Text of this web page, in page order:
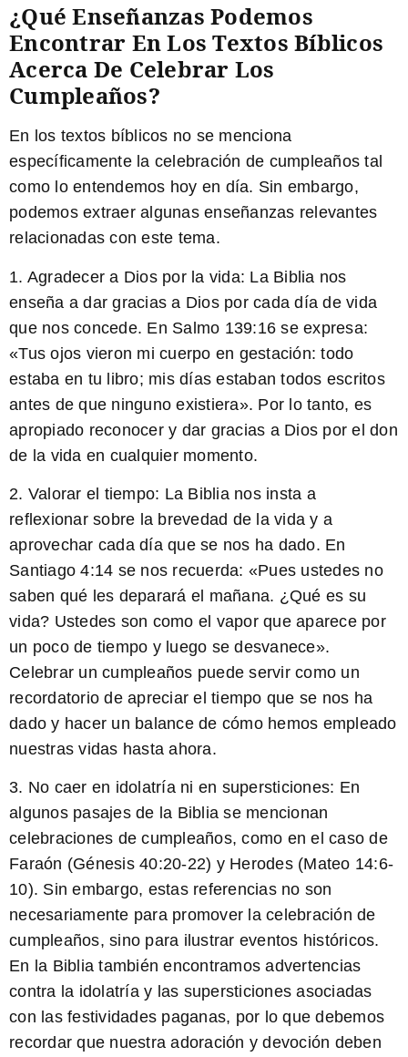
¿Qué Enseñanzas Podemos
Encontrar En Los Textos Bíblicos
Acerca De Celebrar Los
Cumpleaños?
En los textos bíblicos no se menciona
específicamente la celebración de cumpleaños tal
como lo entendemos hoy en día. Sin embargo,
podemos extraer algunas enseñanzas relevantes
relacionadas con este tema.
1. Agradecer a Dios por la vida: La Biblia nos
enseña a dar gracias a Dios por cada día de vida
que nos concede. En Salmo 139:16 se expresa:
«Tus ojos vieron mi cuerpo en gestación: todo
estaba en tu libro; mis días estaban todos escritos
antes de que ninguno existiera». Por lo tanto, es
apropiado reconocer y dar gracias a Dios por el don
de la vida en cualquier momento.
2. Valorar el tiempo: La Biblia nos insta a
reflexionar sobre la brevedad de la vida y a
aprovechar cada día que se nos ha dado. En
Santiago 4:14 se nos recuerda: «Pues ustedes no
saben qué les deparará el mañana. ¿Qué es su
vida? Ustedes son como el vapor que aparece por
un poco de tiempo y luego se desvanece».
Celebrar un cumpleaños puede servir como un
recordatorio de apreciar el tiempo que se nos ha
dado y hacer un balance de cómo hemos empleado
nuestras vidas hasta ahora.
3. No caer en idolatría ni en supersticiones: En
algunos pasajes de la Biblia se mencionan
celebraciones de cumpleaños, como en el caso de
Faraón (Génesis 40:20-22) y Herodes (Mateo 14:6-
10). Sin embargo, estas referencias no son
necesariamente para promover la celebración de
cumpleaños, sino para ilustrar eventos históricos.
En la Biblia también encontramos advertencias
contra la idolatría y las supersticiones asociadas
con las festividades paganas, por lo que debemos
recordar que nuestra adoración y devoción deben